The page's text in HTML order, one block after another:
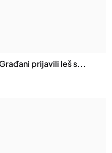
prijavili leš s...